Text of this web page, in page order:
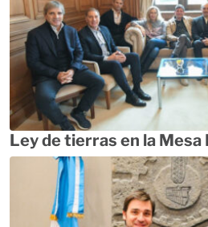
Ley de tierras en la Mesa